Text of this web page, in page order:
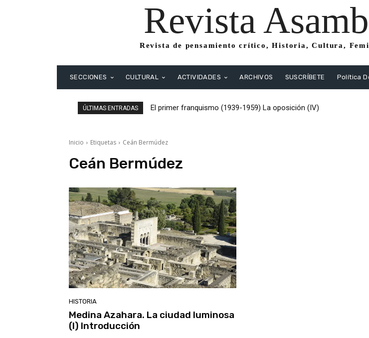
Revista
Revista de pensamiento crítico, Historia, Cultura,
SECCIONES CULTURAL ACTIVIDADES ARCHIVOS SUSCRÍBETE Política
ÚLTIMAS ENTRADAS
El primer franquismo (1939-1959) La oposición (IV)
Inicio Etiquetas Ceán Bermúdez
Ceán Bermúdez
HISTORIA
Medina Azahara. La ciudad luminosa
(I) Introducción